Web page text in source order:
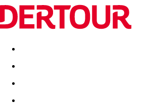
Destinatii Vacanta perfecta